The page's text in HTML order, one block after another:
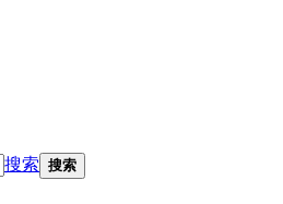
搜索 搜索